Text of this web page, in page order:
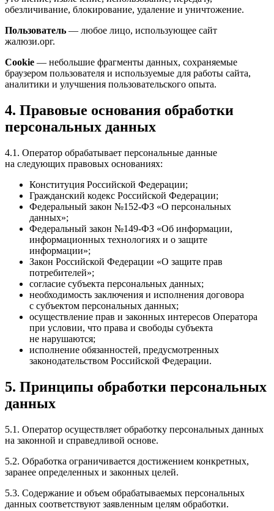
обезличивание, блокирование, удаление и уничтожение.
Пользователь — любое лицо, использующее сайт
жалюзи.орг.
Cookie — небольшие фрагменты данных, сохраняемые
браузером пользователя и используемые для работы сайта,
аналитики и улучшения пользовательского опыта.
4. Правовые основания обработки
персональных данных
4.1. Оператор обрабатывает персональные данные
на следующих правовых основаниях:
Конституция Российской Федерации;
Гражданский кодекс Российской Федерации;
Федеральный закон №152-ФЗ «О персональных
данных»;
Федеральный закон №149-ФЗ «Об информации,
информационных технологиях и о защите
информации»;
Закон Российской Федерации «О защите прав
потребителей»;
согласие субъекта персональных данных;
необходимость заключения и исполнения договора
с субъектом персональных данных;
осуществление прав и законных интересов Оператора
при условии, что права и свободы субъекта
не нарушаются;
исполнение обязанностей, предусмотренных
законодательством Российской Федерации.
5. Принципы обработки персональных
данных
5.1. Оператор осуществляет обработку персональных данных
на законной и справедливой основе.
5.2. Обработка ограничивается достижением конкретных,
заранее определенных и законных целей.
5.3. Содержание и объем обрабатываемых персональных
данных соответствуют заявленным целям обработки.